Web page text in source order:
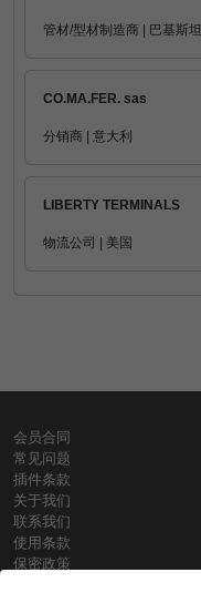
管材/型材制造商 | 巴基斯坦
CO.MA.FER. sas
分销商 | 意大利
LIBERTY TERMINALS
物流公司 | 美国
会员合同
常见问题
插件条款
关于我们
联系我们
使用条款
保密政策